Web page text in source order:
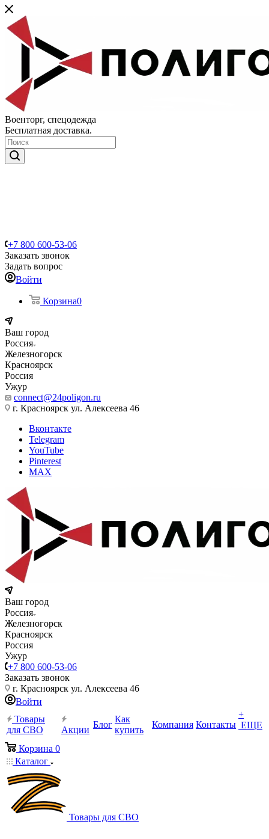
Военторг, спецодежда
Бесплатная доставка.
+7 800 600-53-06
Заказать звонок
Задать вопрос
Войти
Корзина0
Ваш город
Россия
Железногорск
Красноярск
Россия
Ужур
connect@24poligon.ru
г. Красноярск ул. Алексеева 46
Вконтакте
Telegram
YouTube
Pinterest
MAX
Ваш город
Россия
Железногорск
Красноярск
Россия
Ужур
+7 800 600-53-06
Заказать звонок
г. Красноярск ул. Алексеева 46
Войти
Товары
для СВО
Акции
Блог
Как
купить
Компания Контакты
+
ЕЩЕ
Корзина 0
Каталог
Товары для СВО